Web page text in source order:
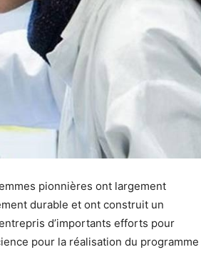
pionnières ont largement
durable et ont construit un
d’importants efforts pour
pour la réalisation du programme